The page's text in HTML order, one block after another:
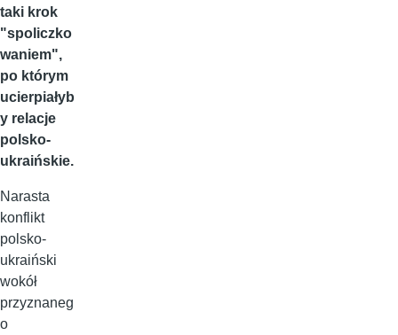
taki krok
"spoliczko
waniem",
po którym
ucierpiałyb
y relacje
polsko-
ukraińskie.
Narasta
konflikt
polsko-
ukraiński
wokół
przyznaneg
o